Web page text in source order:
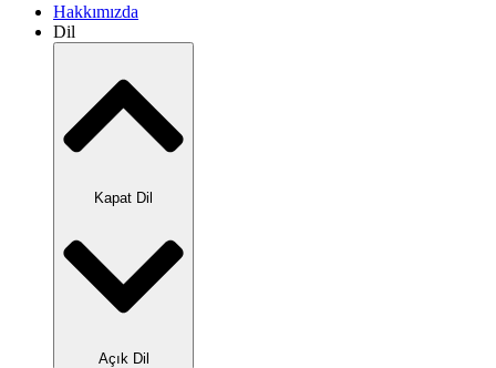
Hakkımızda
Dil
Kapat Dil
Açık Dil